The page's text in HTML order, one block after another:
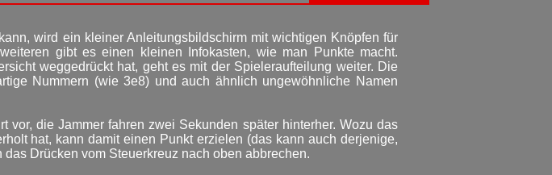
wird ein kleiner Anleitungsbildschirm mit wichtigen Knöpfen für
gibt es einen kleinen Infokasten, wie man Punkte macht.
weggedrückt hat, geht es mit der Spieleraufteilung weiter. Die
Nummern (wie 3e8) und auch ähnlich ungewöhnliche Namen
vor, die Jammer fahren zwei Sekunden später hinterher. Wozu das
hat, kann damit einen Punkt erzielen (das kann auch derjenige,
Drücken vom Steuerkreuz nach oben abbrechen.